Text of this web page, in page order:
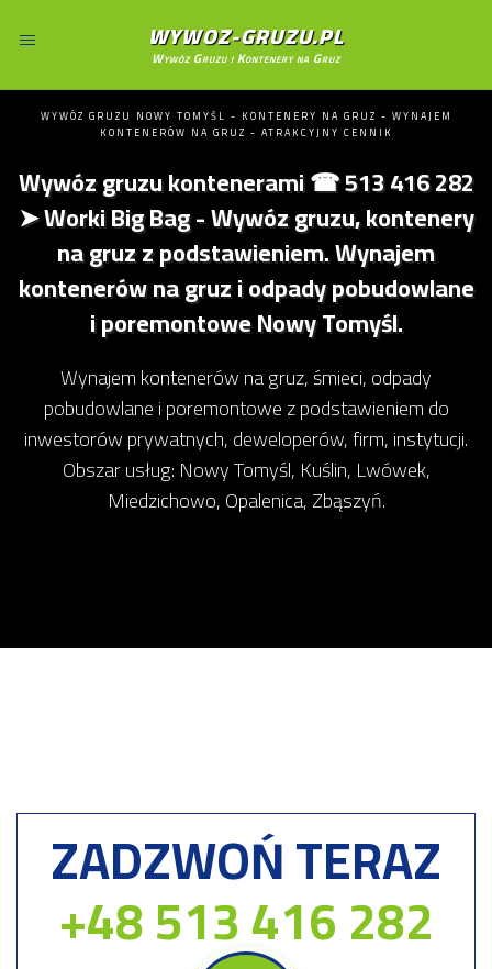
WYWOZ-GRUZU.PL
Wywóz Gruzu i Kontenery na Gruz
WYWÓZ GRUZU NOWY TOMYŚL - KONTENERY NA GRUZ - WYNAJEM
KONTENERÓW NA GRUZ - ATRAKCYJNY CENNIK
Wywóz gruzu kontenerami ☎ 513 416 282
➤ Worki Big Bag - Wywóz gruzu, kontenery
na gruz z podstawieniem. Wynajem
kontenerów na gruz i odpady pobudowlane
i poremontowe Nowy Tomyśl.
Wynajem kontenerów na gruz, śmieci, odpady
pobudowlane i poremontowe z podstawieniem do
inwestorów prywatnych, deweloperów, firm, instytucji.
Obszar usług: Nowy Tomyśl, Kuślin, Lwówek,
Miedzichowo, Opalenica, Zbąszyń.
ZADZWOŃ TERAZ
+48 513 416 282